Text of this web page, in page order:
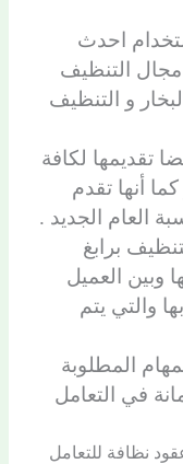
احدث
مجال التنظيف
و التنظيف
تقديمها لكافة
أنها تقدم
العام الجديد .
برابغ
وبين العميل
والتي يتم
المطلوبة
في التعامل
نظافة للتعامل